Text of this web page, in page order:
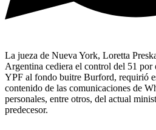
La jueza de Nueva York, Loretta
Argentina cediera el control del 51 por
YPF al fondo buitre Burford, requirió
contenido de las comunicaciones de
personales, entre otros, del actual
predecesor.